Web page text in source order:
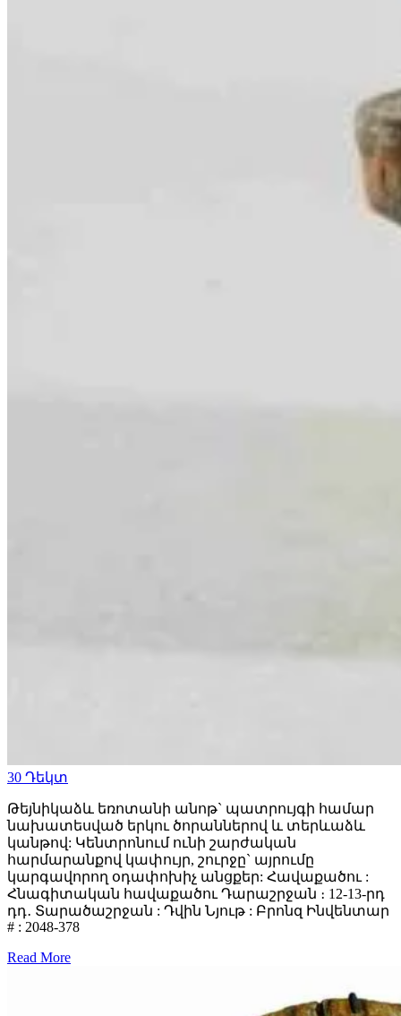
30 Դեկտ
Թեյնիկաձև եռոտանի անոթ` պատրույգի համար
նախատեսված երկու ծորաններով և տերևաձև
կանթով: Կենտրոնում ունի շարժական
հարմարանքով կափույր, շուրջը` այրումը
կարգավորող օդափոխիչ անցքեր: Հավաքածու :
Հնագիտական հավաքածու Դարաշրջան ։ 12-13-րդ
դդ․ Տարածաշրջան : Դվին Նյութ : Բրոնզ Ինվենտար
# : 2048-378
Read More